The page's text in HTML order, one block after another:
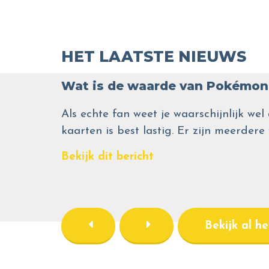
HET LAATSTE NIEUWS
Wat is de waarde van
Als echte fan weet je waarschijnlijk
kaarten is best lastig. Er zijn
Bekijk dit bericht
Bekijk al